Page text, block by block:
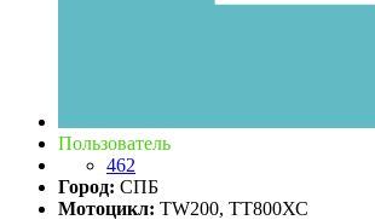
Пользователь
462
Город: СПБ
Мотоцикл: TW200, ТТ800ХС